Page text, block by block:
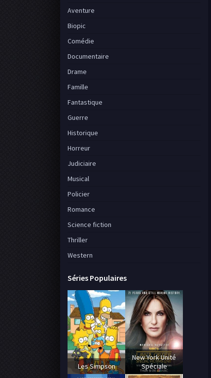
Aventure
Biopic
Comédie
Documentaire
Drame
Famille
Fantastique
Guerre
Historique
Horreur
Judiciaire
Musical
Policier
Romance
Science fiction
Thriller
Western
Séries Populaires
Les Simpson
New York Unité
Spéciale